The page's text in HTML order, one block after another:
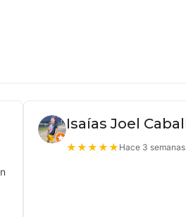
★★★★★ Hace 3 semanas